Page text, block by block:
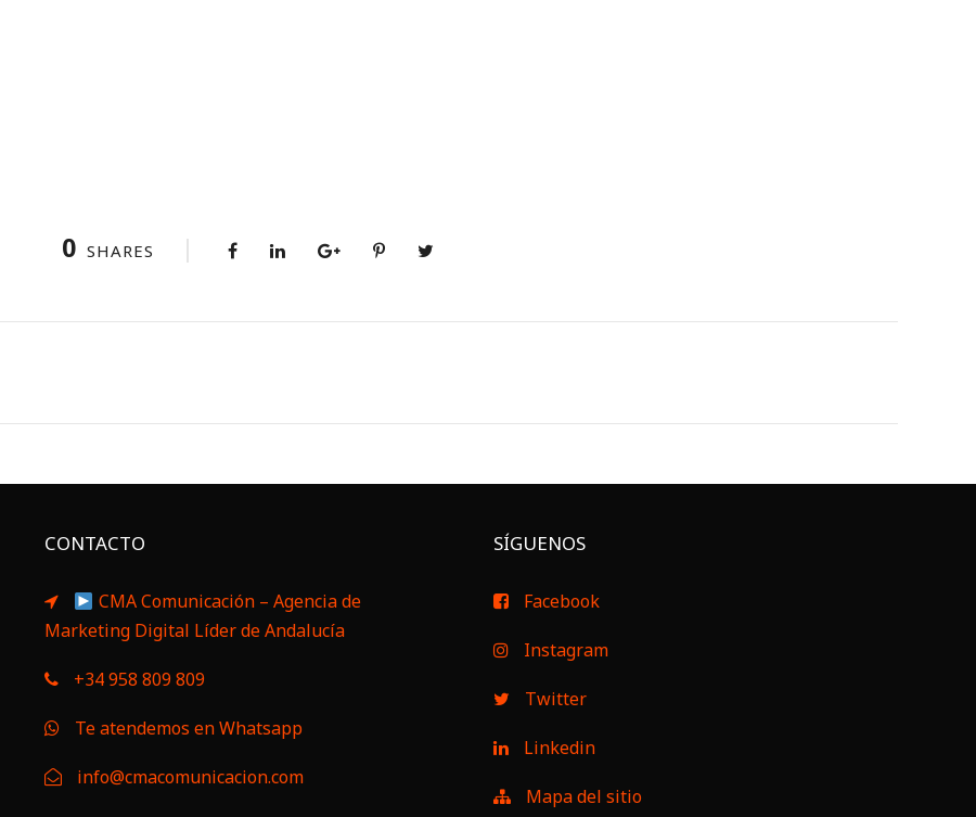
0 SHARES
CONTACTO
CMA Comunicación – Agencia de
Marketing Digital Líder de Andalucía
+34 958 809 809
Te atendemos en Whatsapp
info@cmacomunicacion.com
SÍGUENOS
Facebook
Instagram
Twitter
Linkedin
Mapa del sitio